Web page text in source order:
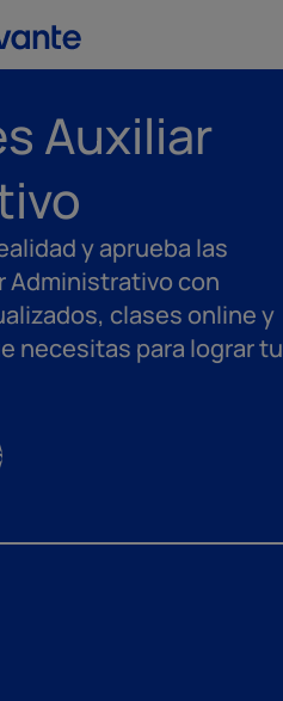
Auxiliar
y aprueba las
Administrativo con
clases online y
necesitas para lograr tu